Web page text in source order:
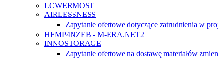
LOWERMOST
AIRLESSNESS
Zapytanie ofertowe dotyczące zatrudnienia w
HEMP4NZEB - M-ERA.NET2
INNOSTORAGE
Zapytanie ofertowe na dostawę materiałów